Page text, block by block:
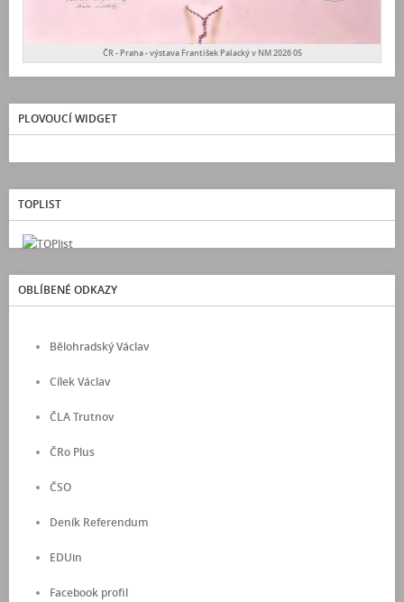
ČR - Praha - výstava František Palacký v NM 2026 05
PLOVOUCÍ WIDGET
TOPLIST
OBLÍBENÉ ODKAZY
Bělohradský Václav
Cílek Václav
ČLA Trutnov
ČRo Plus
ČSO
Deník Referendum
EDUin
Facebook profil